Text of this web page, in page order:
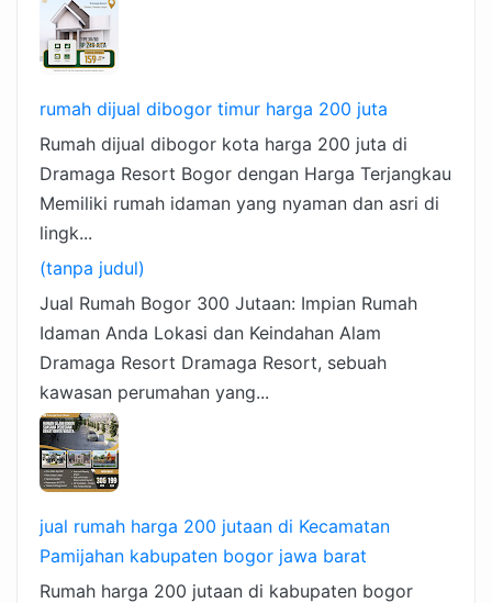
rumah dijual dibogor timur harga 200 juta
Rumah dijual dibogor kota harga 200 juta di
Dramaga Resort Bogor dengan Harga Terjangkau
Memiliki rumah idaman yang nyaman dan asri di
lingk...
(tanpa judul)
Jual Rumah Bogor 300 Jutaan: Impian Rumah
Idaman Anda Lokasi dan Keindahan Alam
Dramaga Resort Dramaga Resort, sebuah
kawasan perumahan yang...
jual rumah harga 200 jutaan di Kecamatan
Pamijahan kabupaten bogor jawa barat
Rumah harga 200 jutaan di kabupaten bogor